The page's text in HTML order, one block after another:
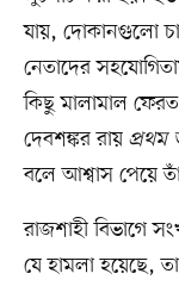
যায়, দোকানগুলো
নেতাদের
কিছু মালামাল
দেবশঙ্কর রায়
বলে আশ্বাস পেয়ে
রাজশাহী বিভাগে
যে হামলা হয়েছে,